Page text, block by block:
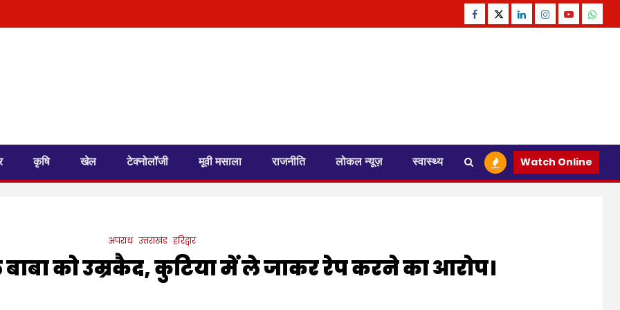
Facebook
TwitterLinkedinInstagram
Youtube
कृषि खेल टेक्नोलॉजी मूवी मसाला राजनीति लोकल न्यूज़ स्वास्थ्य Watch Online
अपराध उत्तराखंड हरिद्वार
को उम्रकैद, कुटिया में ले जाकर रेप करने का आरोप।